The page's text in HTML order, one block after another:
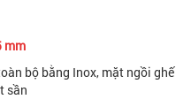
mm
bộ bằng Inox, mặt ngồi ghế
sần